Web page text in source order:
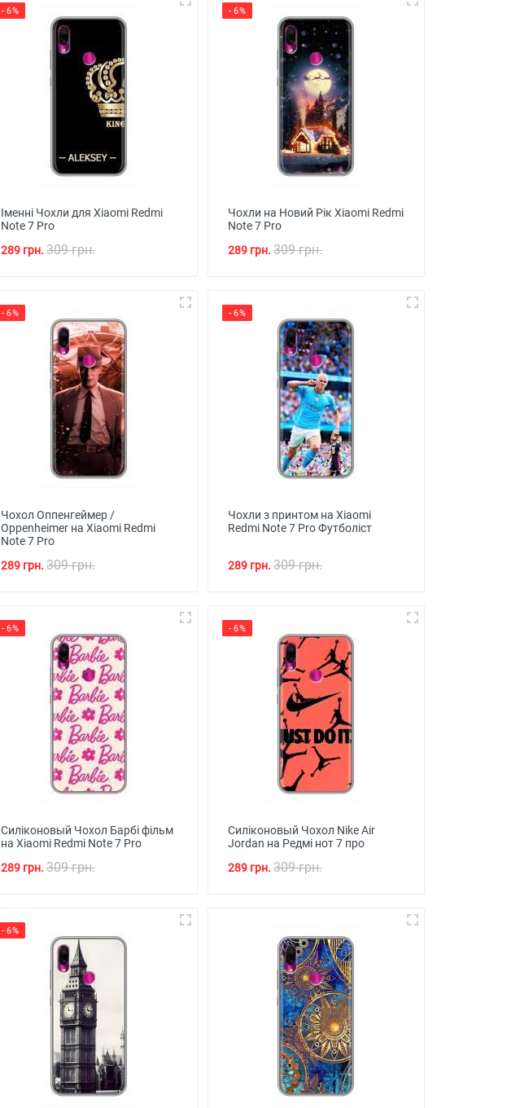
- 6%
Іменні Чохли для Xiaomi Redmi
Note 7 Pro
289 грн. 309 грн.
- 6%
Чохли на Новий Рік Xiaomi Redmi
Note 7 Pro
289 грн. 309 грн.
- 6%
Чохол Оппенгеймер /
Oppenheimer на Xiaomi Redmi
Note 7 Pro
289 грн. 309 грн.
- 6%
Чохли з принтом на Xiaomi
Redmi Note 7 Pro Футболіст
289 грн. 309 грн.
- 6%
Силіконовый Чохол Барбі фільм
на Xiaomi Redmi Note 7 Pro
289 грн. 309 грн.
- 6%
Силіконовый Чохол Nike Air
Jordan на Редмі нот 7 про
289 грн. 309 грн.
- 6%